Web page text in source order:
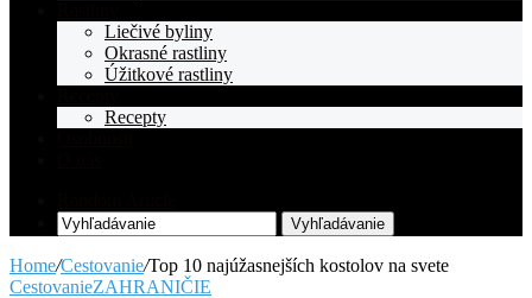
Liečivé byliny
Okrasné rastliny
Úžitkové rastliny
Recepty
Vyhľadávanie
Home/Cestovanie/Top 10 najúžasnejších kostolov na svete
CestovanieZAHRANIČIE